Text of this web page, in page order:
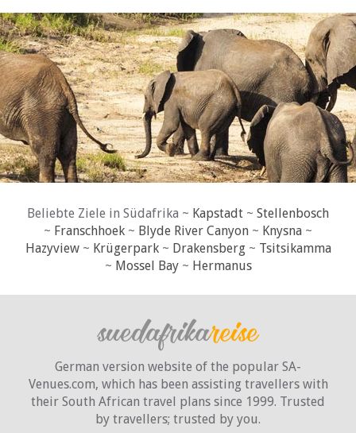
Beliebte Ziele in Südafrika ~ Kapstadt ~ Stellenbosch
~ Franschhoek ~ Blyde River Canyon ~ Knysna ~
Hazyview~ Krügerpark~ Drakensberg~ Tsitsikamma
~ Mossel Bay~ Hermanus
German version website of the popular SA-
Venues.com, which has been assisting travellers with
their South African travel plans since 1999. Trusted
by travellers; trusted by you.